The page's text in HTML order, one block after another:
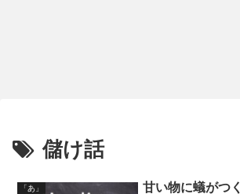
儲け話
「あ」 甘い物に蟻がつく